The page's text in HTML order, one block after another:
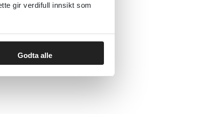
gir verdifull innsikt som
Godta alle